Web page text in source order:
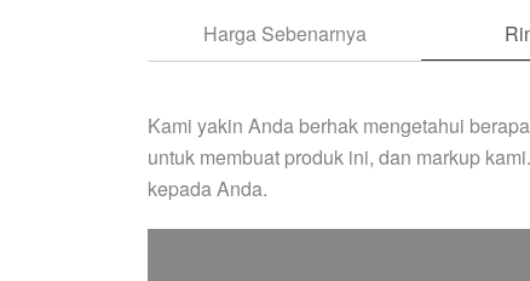
Harga Sebenarnya
Kami yakin Anda berhak mengetahui
untuk membuat produk ini, dan markup
kepada Anda.